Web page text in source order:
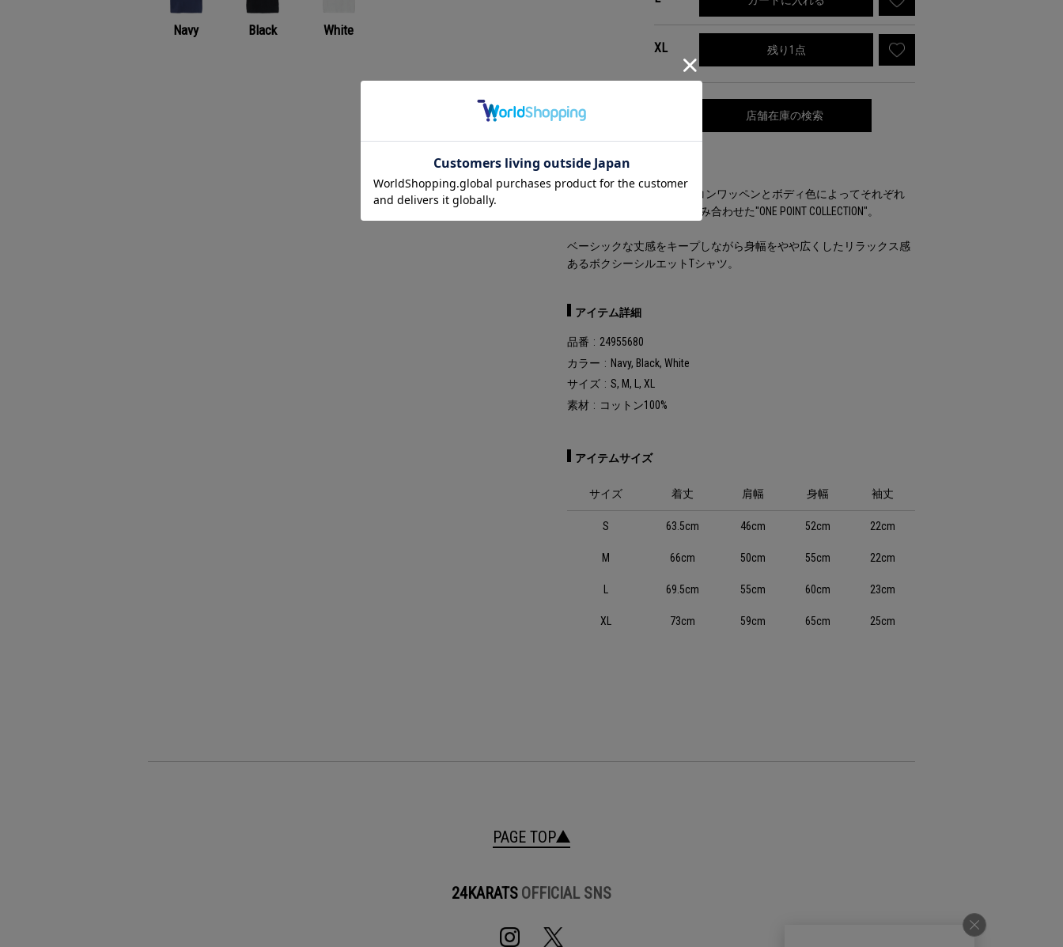
Navy Black White
XL 残り1点
店舗在庫の検索
アイテム説明
胸元に24karatsロゴのシリコンワッペンとボディ色によってそれぞれ
異なるアイコンの刺繍を組み合わせた"ONE POINT COLLECTION"。
ベーシックな丈感をキープしながら身幅をやや広くしたリラックス感
あるボクシーシルエットTシャツ。
アイテム詳細
品番
24955680
カラー
Navy, Black, White
サイズ
S, M, L, XL
素材
コットン100%
アイテムサイズ
サイズ 着丈 肩幅 身幅 袖丈
S 63.5cm 46cm 52cm 22cm
M 66cm 50cm 55cm 22cm
69.5cm 55cm 60cm 23cm
XL 73cm 59cm 65cm 25cm
PAGE TOP
24KARATS OFFICIAL SNS